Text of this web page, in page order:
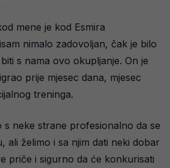
mene je kod Esmira
nimalo zadovoljan, čak je bilo
s nama ovo okupljanje. On je
prije mjesec dana, mjesec
treninga.
neke strane profesionalno da se
ali želimo i sa njim dati neki dobar
priče i sigurno da će konkurisati